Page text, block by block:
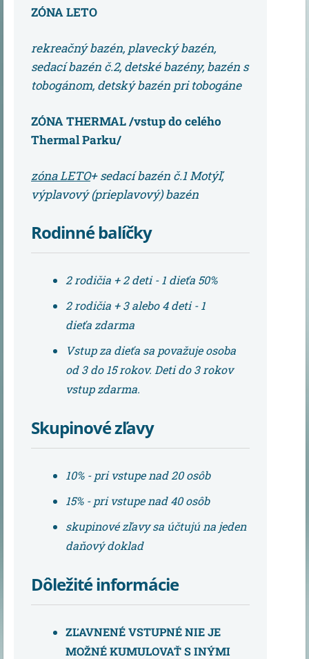
ZÓNA LETO
rekreačný bazén, plavecký bazén,
sedací bazén č.2, detské bazény, bazén s
tobogánom, detský bazén pri tobogáne
ZÓNA THERMAL /vstup do celého
Thermal Parku/
zóna LETO+ sedací bazén č.1 Motýľ,
výplavový (prieplavový) bazén
Rodinné balíčky
2 rodičia + 2 deti - 1 dieťa 50%
2 rodičia + 3 alebo 4 deti - 1
dieťa zdarma
Vstup za dieťa sa považuje osoba
od 3 do 15 rokov. Deti do 3 rokov
vstup zdarma.
Skupinové zľavy
10% - pri vstupe nad 20 osôb
15% - pri vstupe nad 40 osôb
skupinové zľavy sa účtujú na jeden
daňový doklad
Dôležité informácie
ZĽAVNENÉ VSTUPNÉ NIE JE
MOŽNÉ KUMULOVAŤ S INÝMI